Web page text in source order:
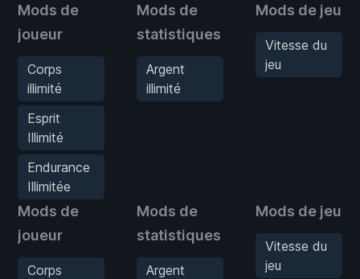
Mods de
joueur
Corps
illimité
Esprit
Illimité
Endurance
Illimitée
Mods de
statistiques
Argent
illimité
Mods de jeu
Vitesse du
jeu
Mods de
joueur
Corps
Mods de
statistiques
Argent
Mods de jeu
Vitesse du
jeu